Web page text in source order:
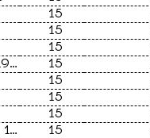
15
15
15
Christie, Agatha, 1890-1976 15
15
15
15
Stevenson, Robert Louis, 1850-1894 15